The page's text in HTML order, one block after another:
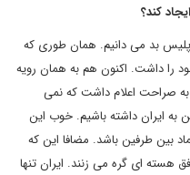
کند؟
پلیس بد می دانیم. همان طوری که
را داشت. اکنون هم به همان رویه
صراحت اعلام داشت که نمی
به ایران داشته باشیم. خوب این
بین طرفین باشد. مضافا این که
هسته ای گره می زنند. ایران تنها